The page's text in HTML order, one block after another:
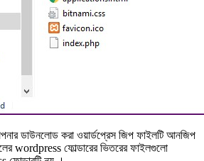
ডাউনলোড করা ওয়ার্ডপ্রেস জিপ ফাইলটি আনজিপ
wordpress ফোল্ডারের ভিতরের ফাইলগুলো